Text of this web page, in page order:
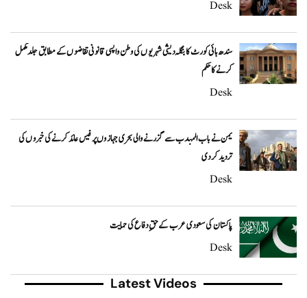
Desk
سندھ ہائی کورٹ کا بنگلہ دیشی شہریوں کی وطن واپسی قانونی تقاضوں کے مطابق جلد مکمل
کرنے کا حکم
Desk
یمن نے باب المندب سے گزرنے والی بحری جہازوں پر فیس عائد کرنے کی خبروں کی
تردید کر دی
Desk
پاکستان کی سعودی عرب کے حقِ دفاع کی حمایت
Desk
Latest Videos